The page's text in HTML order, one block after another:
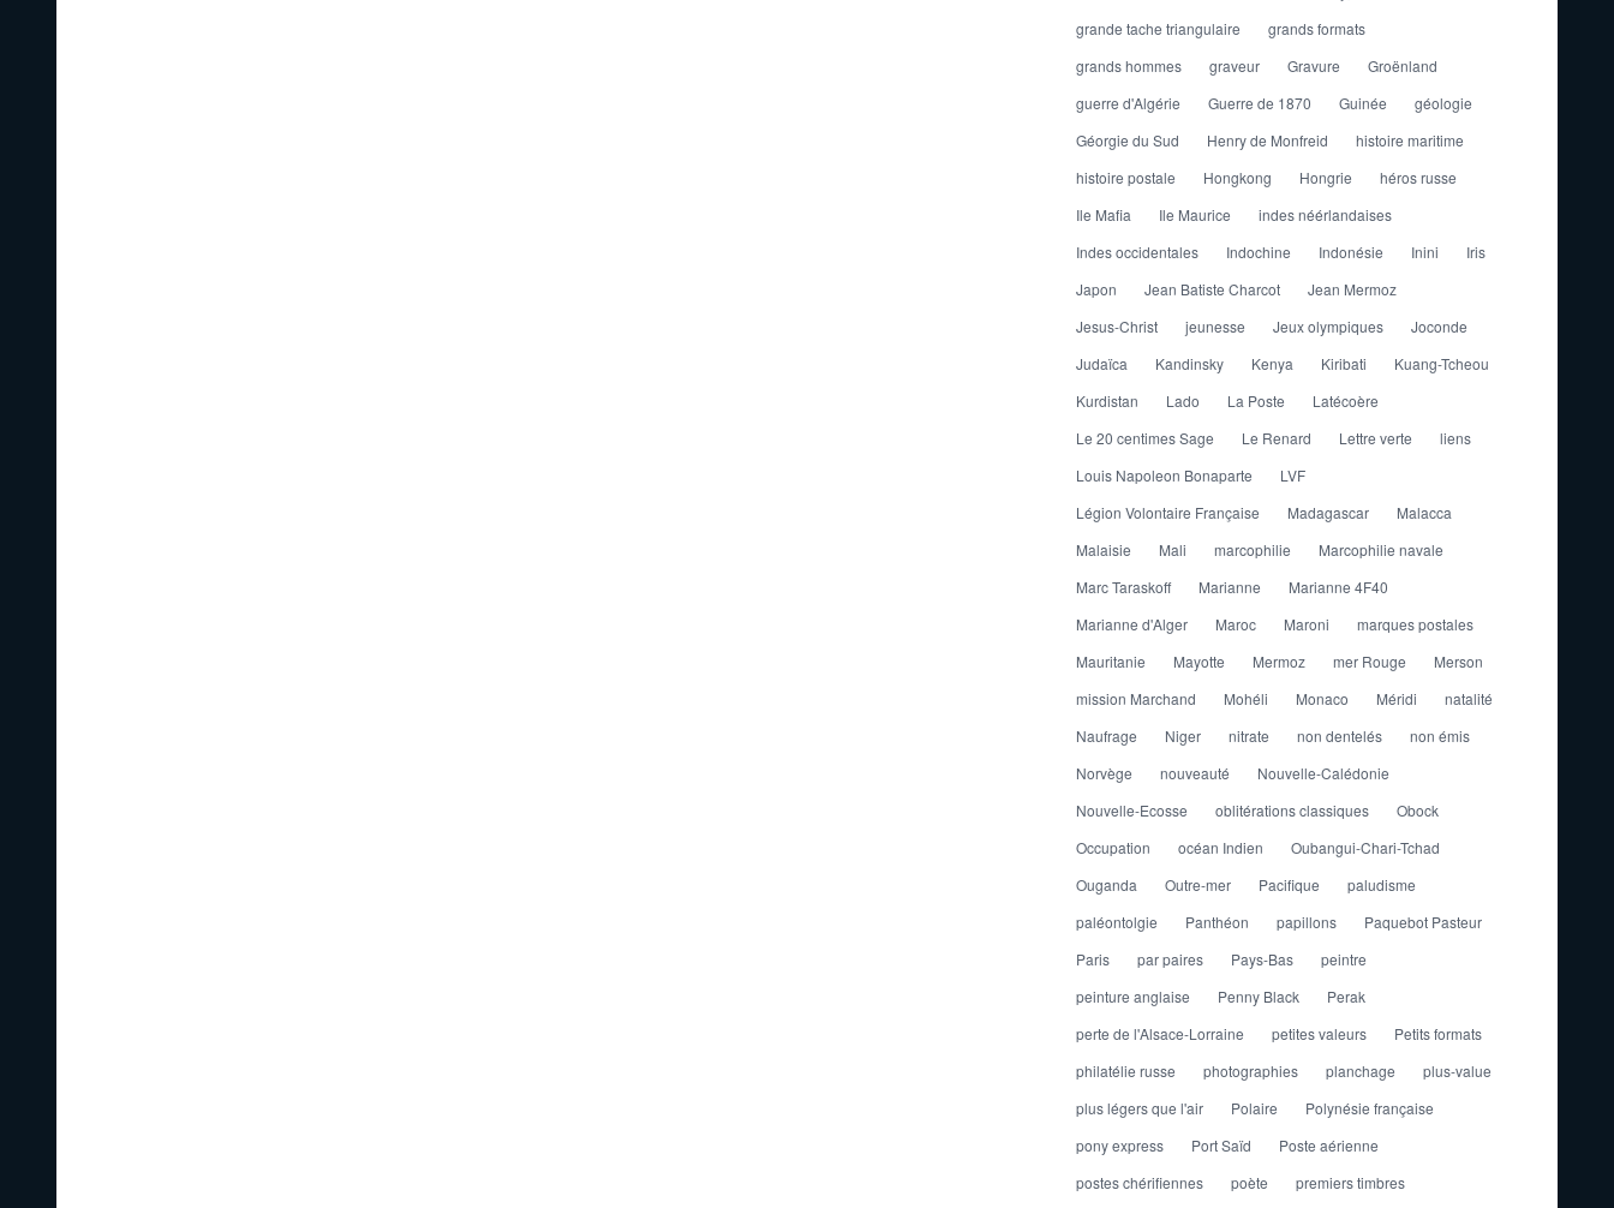
grande tache triangulaire
grands formats
grands hommes
graveur Gravure
Groënland
guerre d'Algérie
Guerre de 1870 Guinée
géologie
Géorgie du Sud
Henry de Monfreid
histoire maritime
histoire postale
Hongkong Hongrie
héros russe
Ile Mafia
Ile Maurice
indes néérlandaises
Indes occidentales
Indochine Indonésie Inini
Iris
Japon
Jean Batiste Charcot
Jean Mermoz
Jesus-Christ
jeunesse Jeux olympiques
Joconde
Judaïca
Kandinsky Kenya Kiribati
Kuang-Tcheou
Kurdistan
Lado La Poste
Latécoère
Le 20 centimes Sage
Le Renard Lettre verte
liens
Louis Napoleon Bonaparte
LVF
Légion Volontaire Française
Madagascar
Malacca
Malaisie
Mali marcophilie
Marcophilie navale
Marc Taraskoff
Marianne
Marianne 4F40
Marianne d'Alger
Maroc Maroni
marques postales
Mauritanie
Mayotte Mermoz mer Rouge
Merson
mission Marchand
Mohéli Monaco Méridi
natalité
Naufrage
Niger nitrate non dentelés
non émis
Norvège
nouveauté
Nouvelle-Calédonie
Nouvelle-Ecosse
oblitérations classiques
Obock
Occupation
océan Indien
Oubangui-Chari-Tchad
Ouganda
Outre-mer Pacifique
paludisme
paléontolgie
Panthéon papillons
Paquebot Pasteur
Paris
par paires Pays-Bas
peintre
peinture anglaise
Penny Black
Perak
perte de l'Alsace-Lorraine
petites valeurs
Petits formats
philatélie russe
photographies planchage
plus-value
plus légers que l'air
Polaire
Polynésie française
pony express
Port Saïd
Poste aérienne
postes chérifiennes
poète premiers timbres